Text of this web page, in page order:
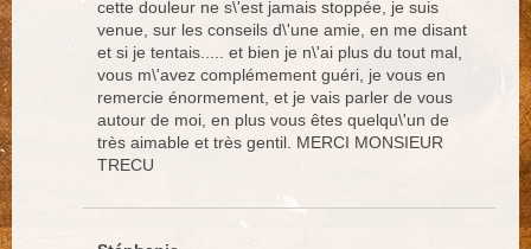
cette douleur ne s\'est jamais stoppée, je suis
venue, sur les conseils d\'une amie, en me disant
et si je tentais..... et bien je n\'ai plus du tout mal,
vous m\'avez complémement guéri, je vous en
remercie énormement, et je vais parler de vous
autour de moi, en plus vous êtes quelqu\'un de
très aimable et très gentil. MERCI MONSIEUR
TRECU